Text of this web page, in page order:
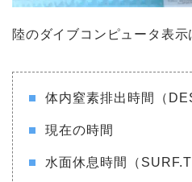
陸のダイブコンピュータ表示
体内窒素排出時間（
現在の時間
水面休息時間（SURF.T